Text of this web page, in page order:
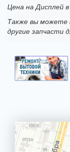
Цена на Дисплей в
Также вы можете
другие запчасти